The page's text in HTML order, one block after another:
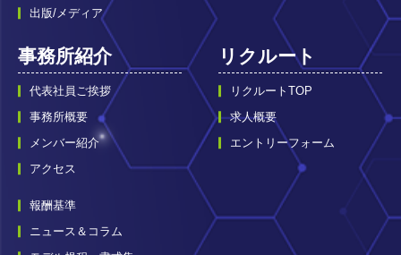
出版/メディア
事務所紹介
代表社員ご挨拶
事務所概要
メンバー紹介
アクセス
リクルート
リクルートTOP
求人概要
エントリーフォーム
報酬基準
ニュース＆コラム